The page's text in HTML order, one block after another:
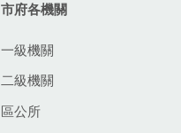
市府各機關
一級機關
二級機關
區公所